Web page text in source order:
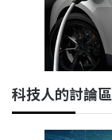
科技人的討論區